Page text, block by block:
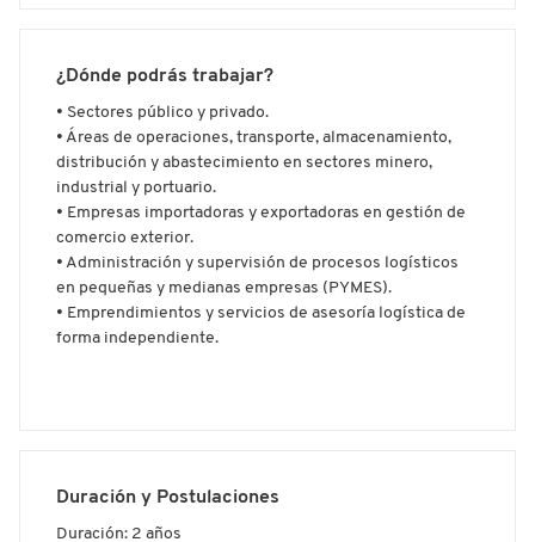
¿Dónde podrás trabajar?
• Sectores público y privado.
• Áreas de operaciones, transporte, almacenamiento,
distribución y abastecimiento en sectores minero,
industrial y portuario.
• Empresas importadoras y exportadoras en gestión de
comercio exterior.
• Administración y supervisión de procesos logísticos
en pequeñas y medianas empresas (PYMES).
• Emprendimientos y servicios de asesoría logística de
forma independiente.
Duración y Postulaciones
Duración: 2 años